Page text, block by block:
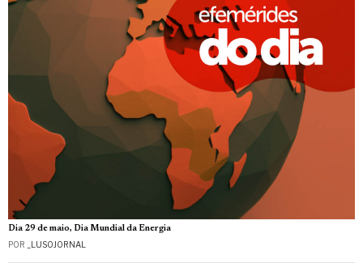
Dia 29 de maio, Dia Mundial da Energia
POR _LUSOJORNAL